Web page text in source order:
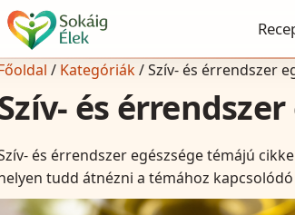
/ Kategóriák/Szív- és érrendszer
és
és érrendszer egészsége témájú
tudd átnézni a témához